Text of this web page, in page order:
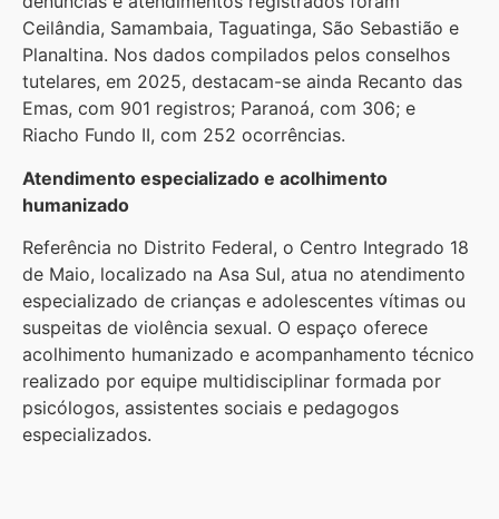
Ceilândia, Samambaia, Taguatinga, São Sebastião e
Planaltina. Nos dados compilados pelos conselhos
tutelares, em 2025, destacam-se ainda Recanto das
Emas, com 901 registros; Paranoá, com 306; e
Riacho Fundo II, com 252 ocorrências.
Atendimento especializado e acolhimento
humanizado
Referência no Distrito Federal, o Centro Integrado 18
de Maio, localizado na Asa Sul, atua no atendimento
especializado de crianças e adolescentes vítimas ou
suspeitas de violência sexual. O espaço oferece
acolhimento humanizado e acompanhamento técnico
realizado por equipe multidisciplinar formada por
psicólogos, assistentes sociais e pedagogos
especializados.